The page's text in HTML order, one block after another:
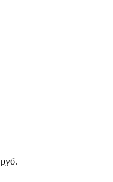
руб.